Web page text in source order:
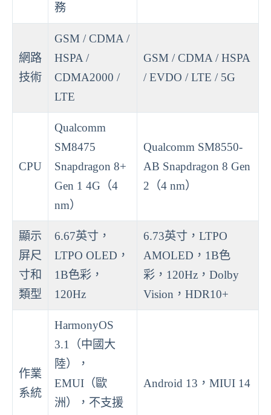
務
網路
技術
GSM / CDMA /
HSPA /
CDMA2000 /
LTE
GSM / CDMA / HSPA
/ EVDO / LTE / 5G
CPU
Qualcomm
SM8475
Snapdragon 8+
Gen 1 4G（4
nm）
Qualcomm SM8550-
AB Snapdragon 8 Gen
2（4 nm）
顯示
屏尺
寸和
類型
6.67英寸，
LTPO OLED，
1B色彩，
120Hz
6.73英寸，LTPO
AMOLED，1B色
彩，120Hz，Dolby
Vision，HDR10+
作業
系統
HarmonyOS
3.1（中國大
陸），
EMUI（歐
洲），不支援
Android 13，MIUI 14